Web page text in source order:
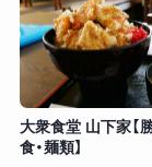
大衆食堂 山下家【
食・麺類】